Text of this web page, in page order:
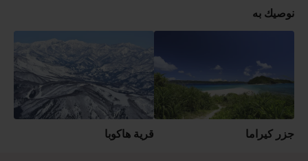
نوصيك به
جزر كيراما قرية هاكوبا